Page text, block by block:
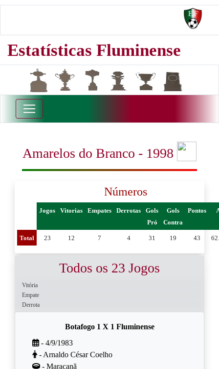
Estatísticas Fluminense
Amarelos do Branco - 1998
Números
Jogos Vitorias Empates Derrotas
Gols
Pró
Gols
Contra
Pontos
Total 23 12 7 4 31 19 43
Todos os 23 Jogos
Vitória
Empate
Derrota
Botafogo 1 X 1 Fluminense
- 4/9/1983
- Arnaldo César Coelho
- Maracanã